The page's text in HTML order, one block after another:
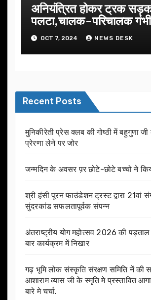
अनियंत्रित होकर ट्रक
पलटा,चालक-परिचालक
OCT 7, 2024 NEWS DESK
Recent Posts
मुनिकीरेती प्रेस क्लब की गोष्ठी में बहुगुणा
प्रेरणा लेने पर जोर
जन्मदिन के अवसर प़र छोटे-छोटे बच्चो ने
श्री हंसी पूरन फाउंडेशन ट्रस्ट द्वारा 21वां
सुंदरकांड सफलतापूर्वक संपन्न
अंतराष्ट्रीय योग महोत्सव 2026 की
बार कार्यक्रम में निखार
गढ़ भूमि लोक संस्कृति संरक्षण समिति नें की
आशाराम व्यास जी के स्मृति मे प्रस्तावित
बारे मे चर्चा.